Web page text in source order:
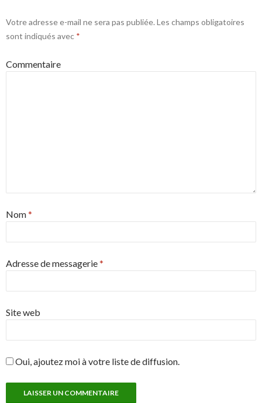
Votre adresse e-mail ne sera pas publiée. Les champs obligatoires
sont indiqués avec *
Commentaire
Nom*
Adresse de messagerie*
Site web
Oui, ajoutez moi à votre liste de diffusion.